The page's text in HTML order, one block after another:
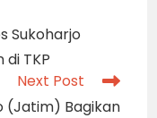
Sukoharjo
TKP
Next Post
(Jatim) Bagikan